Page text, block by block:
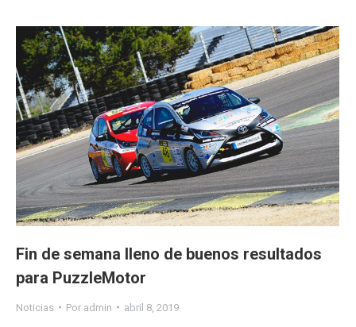
Fin de semana lleno de buenos resultados
para PuzzleMotor
Noticias Por admin abril 8, 2019